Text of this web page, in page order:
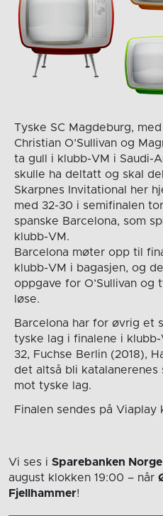
Tyske SC Magdeburg,
Christian O’Sullivan og
ta gull i klubb-VM i Saudi-
skulle ha deltatt og skal
Skarpnes Invitational her
med 32-30 i semifinalen
spanske Barcelona, som
klubb-VM.
Barcelona møter opp til
klubb-VM i bagasjen, og
oppgave for O’Sullivan og
løse.
Barcelona har for øvrig et
tyske lag i finalene i
32, Fuchse Berlin (2018),
det altså bli
mot tyske lag.
Finalen sendes på Viaplay
Vi ses i Sparebanken
august klokken 19:00 – når
Fjellhammer!